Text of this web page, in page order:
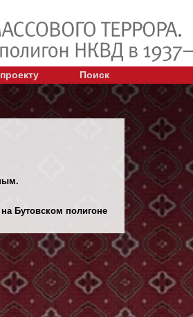
Поиск
на Бутовском полигоне